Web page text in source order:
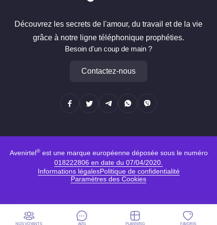
Découvrez les secrets de l'amour, du travail et de la vie
grâce à notre ligne téléphonique prophéties.
Besoin d'un coup de main ?
Contactez-nous
Avenirtel®est une marque européenne déposée sous le numéro
018222806 en date du 07/04/2020.
Informations légalesPolitique de confidentialité
Paramètres des Cookies
NOS VOYANTS AVIS PLANNING FAVORIS